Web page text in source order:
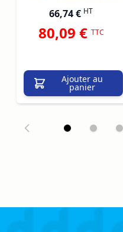
66,74 € HT
80,09 € TTC
Ajouter au
panier